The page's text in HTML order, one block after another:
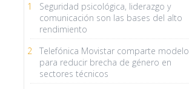
1
Seguridad psicológica, liderazgo y
comunicación son las bases del alto
rendimiento
2
Telefónica Movistar comparte modelo
para reducir brecha de género en
sectores técnicos